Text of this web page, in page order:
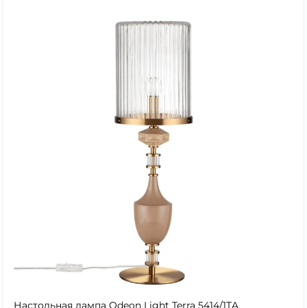
Настольная лампа Odeon Light Terra 5414/1TA